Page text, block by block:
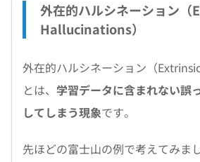
外在的ハルシネーション
Hallucinations）
外在的ハルシネーション（
とは、 学習データに含まれない誤
してしまう現象です。
先ほどの富士山の例で考えてみま